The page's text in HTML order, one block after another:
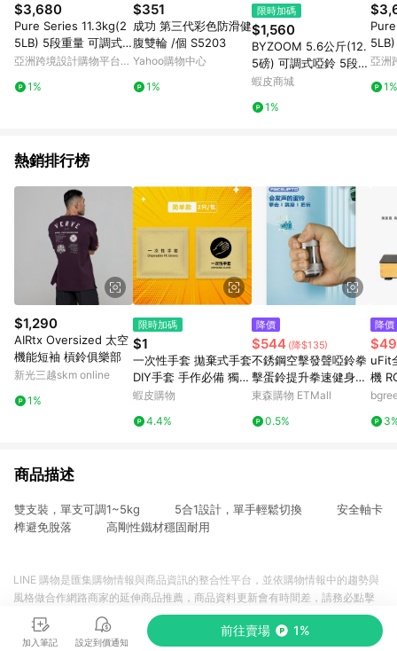
$3,680
Pure Series 11.3kg(2
5LB) 5段重量 可調式
啞鈴(黑) 單支
亞洲跨境設計購物平台
1%
$351
成功 第三代彩色防滑健
腹雙輪 /個 S5203
Yahoo購物中心
1%
限時加碼
$1,560
BYZOOM 5.6公斤(12.
5磅) 可調式啞鈴 5段重
量速調 宅配免運
蝦皮商城
1%
啞鈴
亞洲
1%
熱銷排行榜
$1,290
AIRtx Oversized 太空
機能短袖 槓鈴俱樂部
新光三越skm online
1%
限時加碼
$1
一次性手套 拋棄式手套
DIY手套 手作必備 獨立
包裝 使用方便 FP0003
蝦皮購物
4.4%
降價
$544 (降$135)
不銹鋼空擊發聲啞鈴拳
擊蛋鈴提升拳速健身運
動負重耐力訓練便攜
東森購物 ETMall
0.5%
降價
uFit
機
商品描述
雙支裝，單支可調1~5kg 5合1設計，單手輕鬆切換 安全軸卡
榫避免脫落 高剛性鐵材穩固耐用
加入筆記 設定到價通知
前往賣場 1%
LINE 購物是匯集購物情報與商品資訊的整合性平台，並依購物情報中的趨勢與
風格做合作網路商家的延伸商品推薦，商品資料更新會有時間差，請務必點擊
商品至各合作網路商家，確認現售價與購物條件，一切資訊以合作廠商網頁為
準。